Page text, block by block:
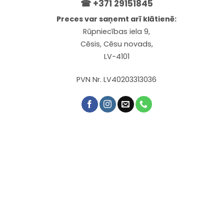
☎ +371 29151845
Preces var saņemt arī klātienē:
Rūpniecības iela 9,
Cēsis, Cēsu novads,
LV-4101
PVN Nr. LV40203313036